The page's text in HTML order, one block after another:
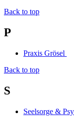
Back to top
P
Praxis Grösel
Back to top
S
Seelsorge &